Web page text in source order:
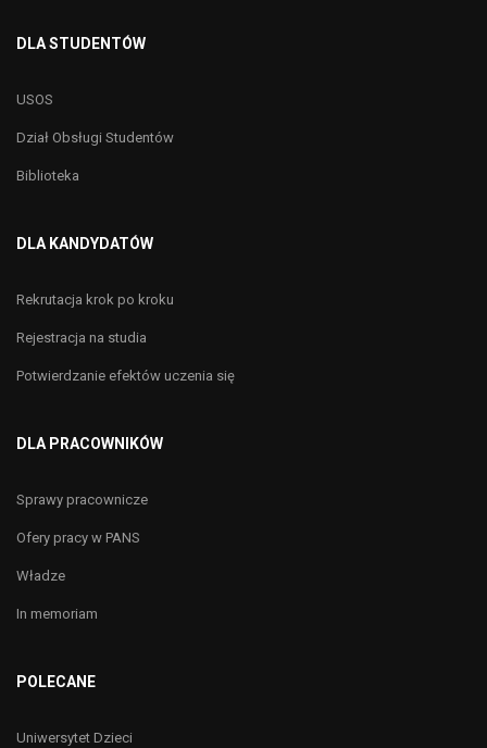
DLA STUDENTÓW
USOS
Dział Obsługi Studentów
Biblioteka
DLA KANDYDATÓW
Rekrutacja krok po kroku
Rejestracja na studia
Potwierdzanie efektów uczenia się
DLA PRACOWNIKÓW
Sprawy pracownicze
Ofery pracy w PANS
Władze
In memoriam
POLECANE
Uniwersytet Dzieci